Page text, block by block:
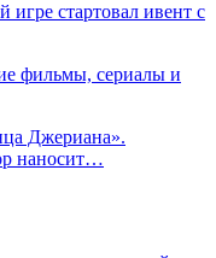
стартовал ивент с
фильмы, сериалы и
Джериана».
наносит…